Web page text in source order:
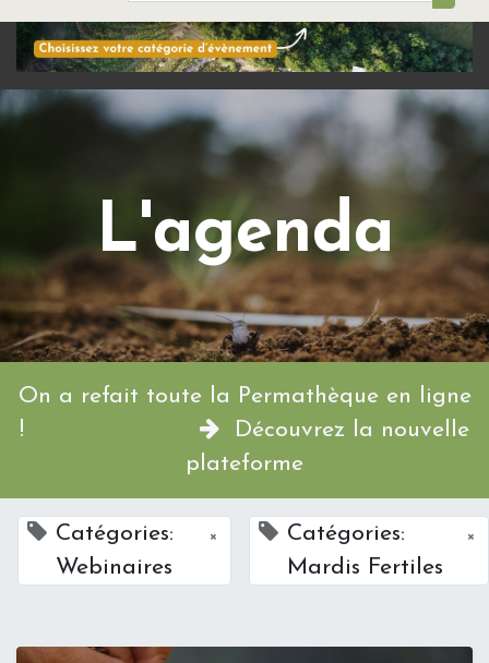
L'agenda
On a refait toute la Permathèque en ligne
!
Découvrez la nouvelle
plateforme
Catégories:
Webinaires
×
Catégories:
Mardis Fertiles
×